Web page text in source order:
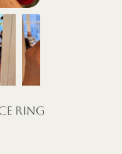
ring